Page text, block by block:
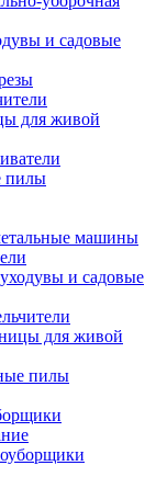
и садовые
для живой
пилы
машины
и садовые
для живой
пилы